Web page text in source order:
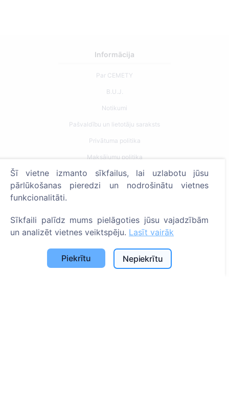
Informācija
Par CEMETY
B.U.J.
Notikumi
Pašvaldību un lietotāju saraksts
Privātuma politika
Maksājumu politika
ES projekti
Sīkfailu iestatījumi
Meklēt apbedīto
Meklēt kapsētu
Pakalpojumi
Šī vietne izmanto sīkfailus, lai uzlabotu jūsu
pārlūkošanas pieredzi un nodrošinātu vietnes
funkcionalitāti.
Sīkfaili palīdz mums pielāgoties jūsu vajadzībām
un analizēt vietnes veiktspēju. Lasīt vairāk
Piekrītu Nepiekrītu